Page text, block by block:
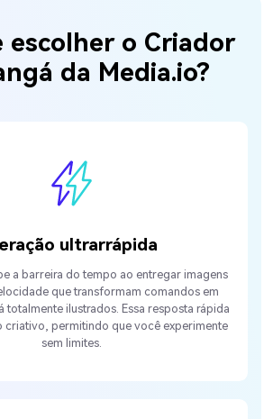
escolher o Criador
da Media.io?
ultrarrápida
a barreira do tempo ao entregar imagens
que transformam comandos em
totalmente ilustrados. Essa resposta rápida
criativo, permitindo que você experimente
sem limites.